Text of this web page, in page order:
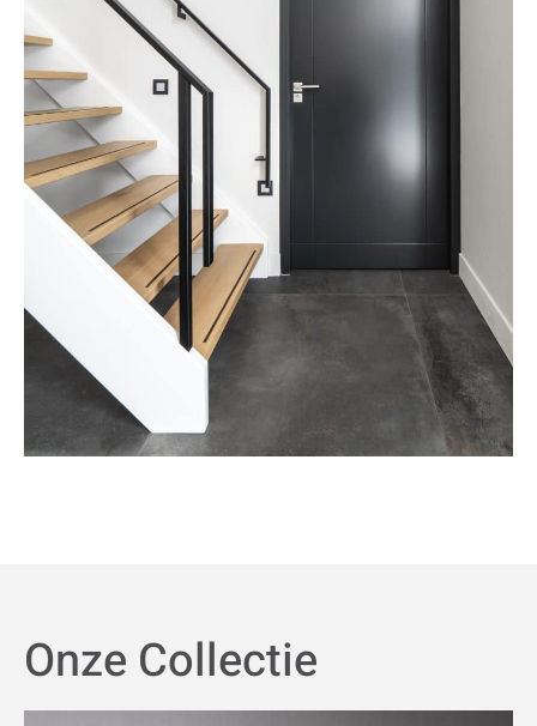
Onze Collectie